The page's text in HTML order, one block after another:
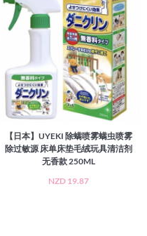
【日本】UYEKI 除螨喷雾螨虫喷雾
除过敏源 床单床垫毛绒玩具清洁剂
无香款 250ML
NZD 19.87